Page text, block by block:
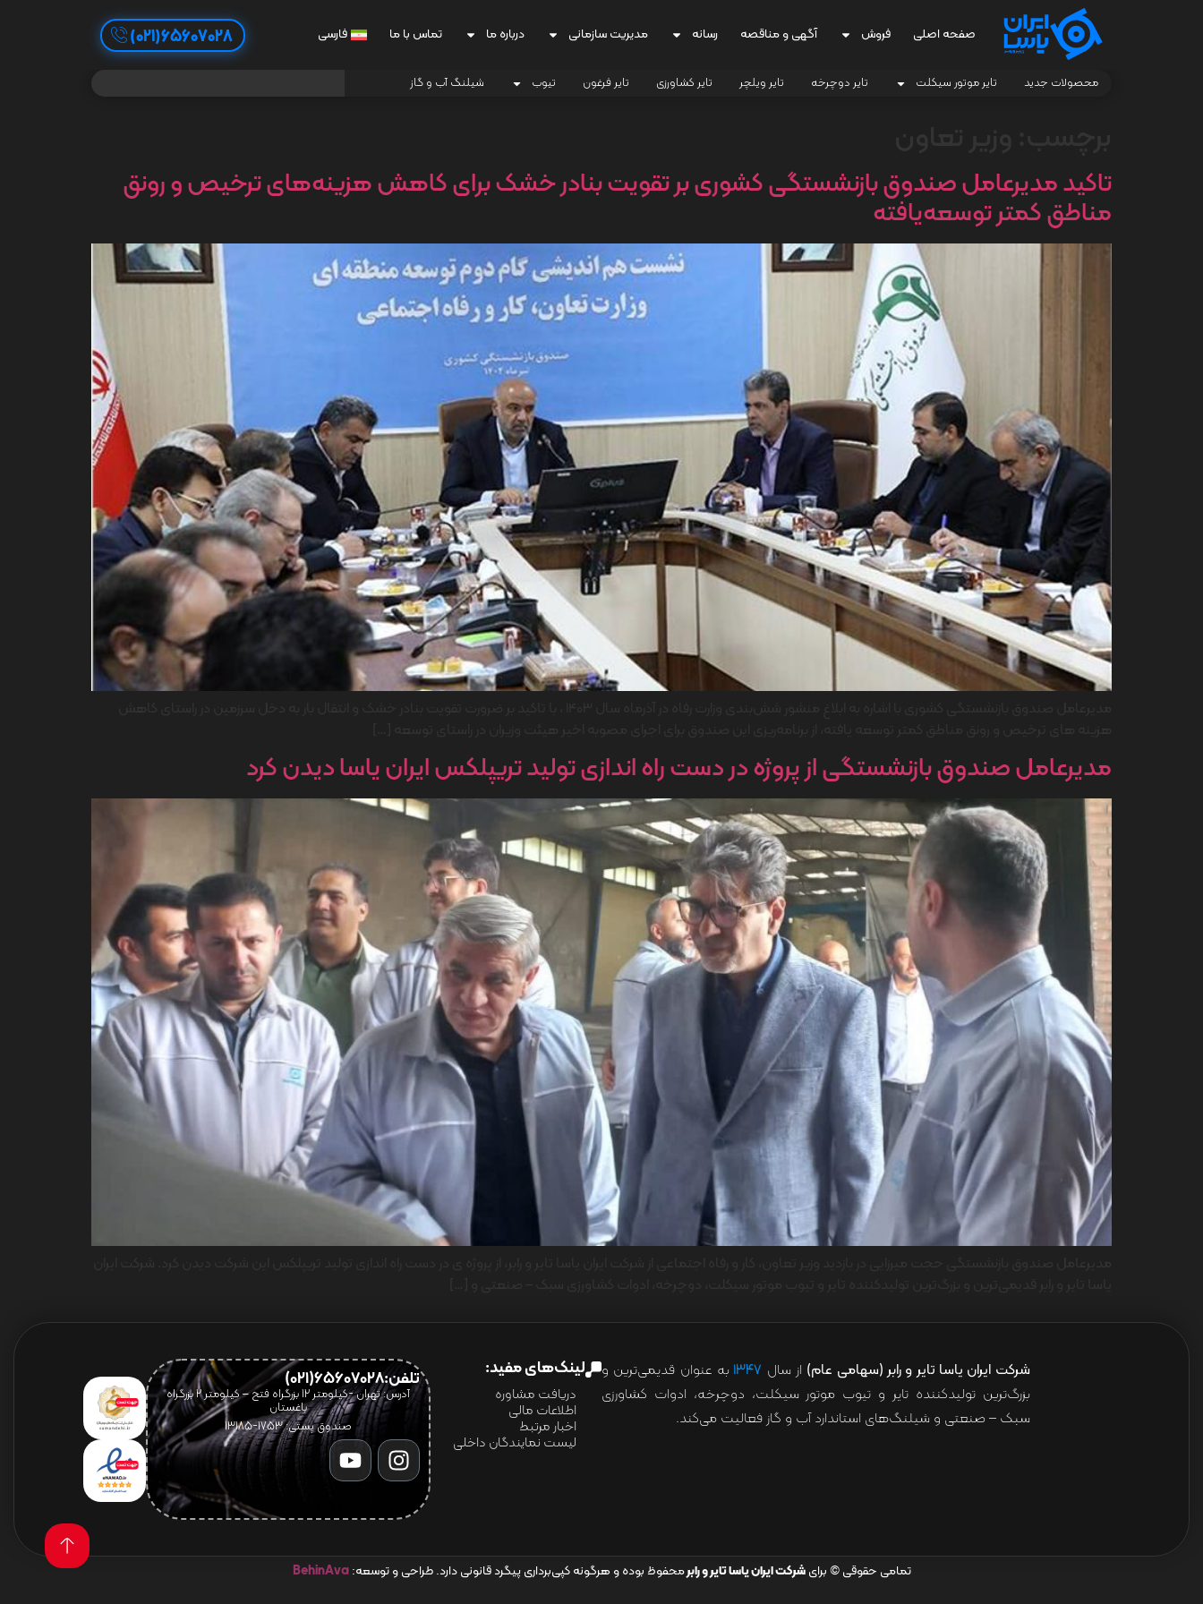
صفحه اصلی فروش آگهی و مناقصه رسانه مدیریت سازمانی درباره ما تماس با ما فارسی 65607028(021)
محصولات جدید تایر موتور سیکلت تایر دوچرخه تایر ویلچر تایر کشاورزی تایر فرغون تیوب شیلنگ آب و گاز
تاکید مدیرعامل صندوق بازنشستگی کشوری بر تقویت بنادر خشک برای کاهش هزینه‌های ترخیص و رونق
مناطق کمتر توسعه‌یافته
مدیرعامل صندوق بازنشستگی از پروژه در دست راه اندازی تولید تریپلکس ایران یاسا دیدن کرد
شرکت ایران یاسا تایر و رابر (سهامی عام) از سال ۱۳۴۷ به عنوان قدیمی‌ترین و
بزرگ‌ترین تولیدکننده تایر و تیوب موتور سیکلت، دوچرخه، ادوات کشاورزی
سبک – صنعتی و شیلنگ‌های استاندارد آب و گاز فعالیت می‌کند.
لینک‌های مفید:
دریافت مشاوره
اطلاعات مالی
اخبار مرتبط
لیست نمایندگان داخلی
تلفن:65607028(021)
آدرس: تهران -کیلومتر 12 بزرگراه فتح – کیلومتر ۲ بزرگراه
باغستان
صندوق پستی: 1753-13185
تمامی حقوقی © برایشرکت ایران یاسا تایر و رابرمحفوظ بوده و هرگونه کپی‌برداری پیگرد قانونی دارد. طراحی و توسعه:BehinAva